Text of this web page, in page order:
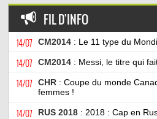
FIL D'INFO
14/07 CM2014 : Le 11 type du
14/07 CM2014 : Messi, le titre qui
14/07 CHR : Coupe du monde
femmes !
14/07 RUS 2018 : 2018 : Cap en